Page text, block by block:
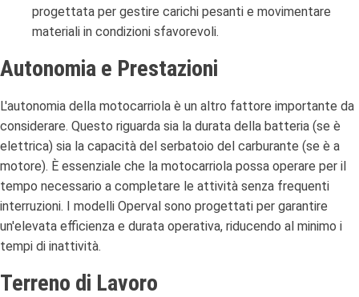
progettata per gestire carichi pesanti e movimentare
materiali in condizioni sfavorevoli.
Autonomia e Prestazioni
L'autonomia della motocarriola è un altro fattore importante da
considerare. Questo riguarda sia la durata della batteria (se è
elettrica) sia la capacità del serbatoio del carburante (se è a
motore). È essenziale che la motocarriola possa operare per il
tempo necessario a completare le attività senza frequenti
interruzioni. I modelli Operval sono progettati per garantire
un'elevata efficienza e durata operativa, riducendo al minimo i
tempi di inattività.
Terreno di Lavoro